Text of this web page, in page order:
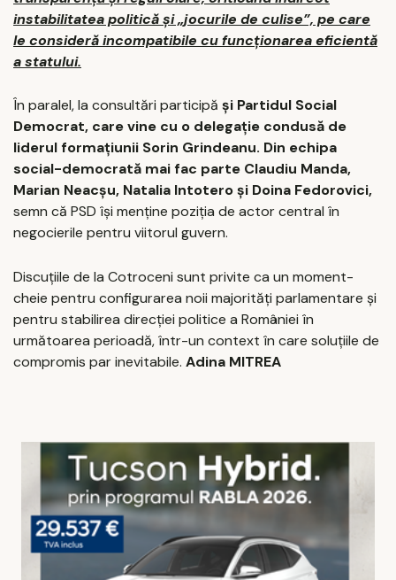
instabilitatea politică și „jocurile de culise”, pe care
le consideră incompatibile cu funcționarea eficientă
a statului.
În paralel, la consultări participă și Partidul Social
Democrat, care vine cu o delegație condusă de
liderul formațiunii Sorin Grindeanu. Din echipa
social-democrată mai fac parte Claudiu Manda,
Marian Neacșu, Natalia Intotero și Doina Fedorovici,
semn că PSD își menține poziția de actor central în
negocierile pentru viitorul guvern.
Discuțiile de la Cotroceni sunt privite ca un moment-
cheie pentru configurarea noii majorități parlamentare și
pentru stabilirea direcției politice a României în
următoarea perioadă, într-un context în care soluțiile de
compromis par inevitabile. Adina MITREA